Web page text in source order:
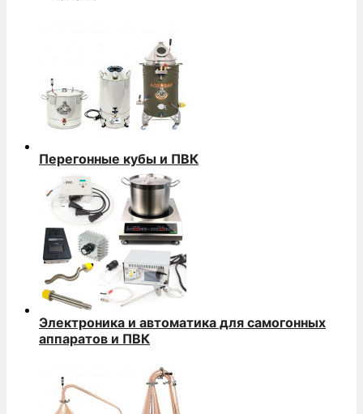
Перегонные кубы и ПВК
Электроника и автоматика для самогонных
аппаратов и ПВК